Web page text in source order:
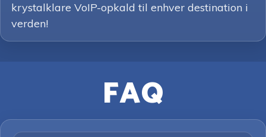
krystalklare VoIP-opkald til enhver destination i
verden!
FAQ